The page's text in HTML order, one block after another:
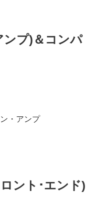
プ)＆コンパ
・アンプ
ント･エンド)